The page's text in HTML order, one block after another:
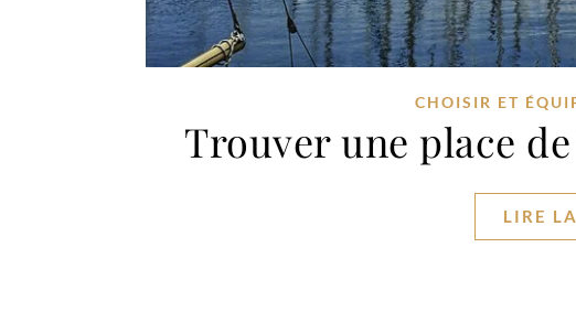
CHOISIR ET
Trouver une place
LIRE